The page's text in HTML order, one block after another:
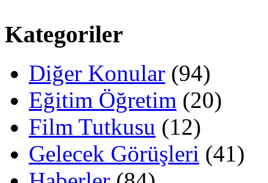
Kategoriler
Diğer Konular (94)
Eğitim Öğretim (20)
Film Tutkusu (12)
Gelecek Görüşleri (41)